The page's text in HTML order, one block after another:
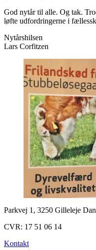
God nytår til alle. Og tak.
løfte udfordringerne i
Nytårshilsen
Lars Corfitzen
Parkvej 1, 3250 Gilleleje
CVR: 17 51 06 14
Kontakt